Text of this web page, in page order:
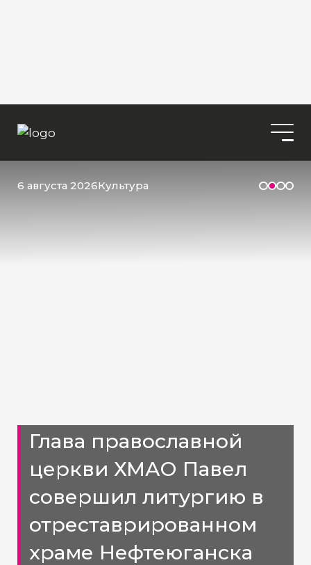
6 августа 2026Культура
Глава православной
церкви ХМАО Павел
совершил литургию в
отреставрированном
храме Нефтеюганска